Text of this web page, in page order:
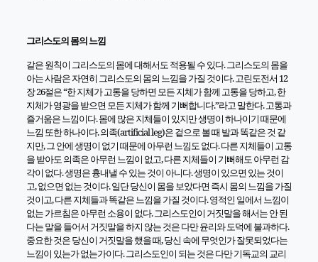
그리스도의 몸의 느낌
같은 원칙이 그리스도의 몸에 대해서도 적용될 수 있다. 그리스도의 몸을
아는 사람은 자연히 그리스도의 몸의 느낌을 가질 것이다. 고린도전서 12
장 26절은 “한 지체가 고통을 당하면 모든 지체가 함께 고통을 당하고, 한
지체가 영광을 받으면 모든 지체가 함께 기뻐합니다.”라고 말한다. 고통과
즐거움은 느낌이다. 몸에 많은 지체들이 있지만 생명이 하나이기 때문에
느낌 또한 하나이다. 의족(artificial leg)은 겉으로 볼 때 발과 똑같은 것 같
지만, 그 안에 생명이 없기 때문에 아무런 느낌도 없다. 다른 지체들이 고통
을 받아도 의족은 아무런 느낌이 없고, 다른 지체들이 기뻐해도 아무런 감
각이 없다. 생명은 흉내낼 수 있는 것이 아니다. 생명이 있으면 있는 것이
고, 없으면 없는 것이다. 일단 당신이 몸을 보았다면 즉시 몸의 느낌을 가질
것이고, 다른 지체들과 똑같은 느낌을 가질 것이다. 영적인 일에서 느낌이
없는 가르침은 아무런 소용이 없다. 그리스도인이 거짓말을 해서는 안 된
다는 말을 들어서 거짓말을 하지 않는 것은 다만 윤리와 도덕에 불과하다.
중요한 것은 당신이 거짓말을 했을 때, 당신 속에 무엇인가 잘못되었다는
느낌이 있는가 없는가이다. 그리스도인이 되는 것은 다만 기독교의 교리